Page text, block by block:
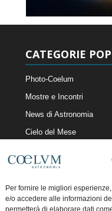
Per fornire le migliori
e/o accedere alle informazioni
permetterà di elaborare dati
CATEGORIE
Photo-Coelum
Mostre e Incontri
News di Astronomia
Cielo del Mese
Articoli e Risorse On-Line
Il Blog della Redazione